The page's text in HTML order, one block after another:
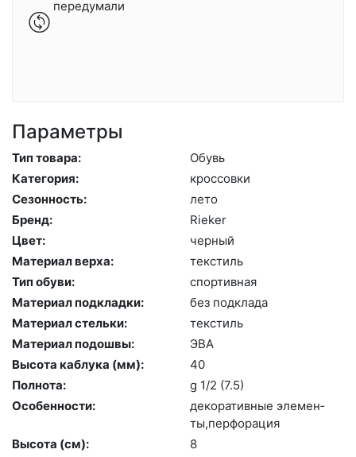
передумали
Параметры
Тип товара:
Обувь
Категория:
крос­совки
Сезонность:
ле­то
Бренд:
Ri­eker
Цвет:
чер­ный
Материал верха:
текс­тиль
Тип обуви:
спор­тивная
Материал подкладки:
без подк­ла­да
Материал стельки:
текс­тиль
Материал подошвы:
ЭВА
Высота каблука (мм):
40
Полнота:
g 1/2 (7.5)
Особенности:
де­кора­тив­ные эле­мен­
ты,пер­фо­рация
Высота (cм):
8